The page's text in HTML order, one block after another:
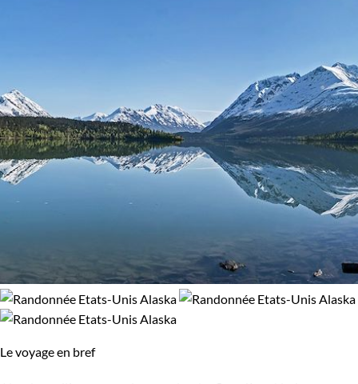
Le voyage en bref